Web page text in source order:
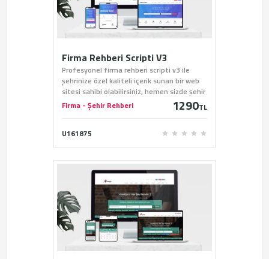
Firma Rehberi Scripti V3
Profesyonel firma rehberi scripti v3 ile
şehrinize özel kaliteli içerik sunan bir web
sitesi sahibi olabilirsiniz, hemen sizde şehir
rehberi scriptini sitemiz üzerinden satın
alabilirsiniz.
Firma - Şehir Rehberi 1290TL
U161875